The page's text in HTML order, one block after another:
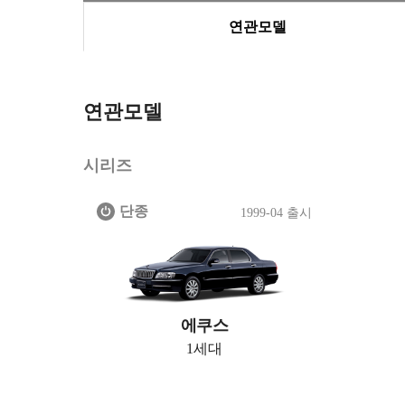
연관모델
연관모델
시리즈
단종
에쿠스
1999-04 출시
1세대